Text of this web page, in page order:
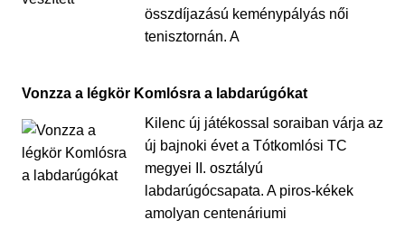
összdíjazású keménypályás női
tenisztornán. A
Vonzza a légkör Komlósra a labdarúgókat
Kilenc új játékossal soraiban várja az
új bajnoki évet a Tótkomlósi TC
megyei II. osztályú
labdarúgócsapata. A piros-kékek
amolyan centenáriumi